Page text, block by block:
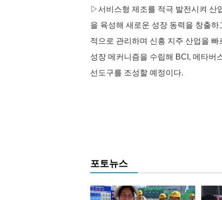
▷서비스형 제조를 적극 발전시켜 산
을 육성해 새로운 성장 동력을 창출
적으로 관리하며 신흥 지주 산업을
성장 메커니즘을 수립해 BCI, 메타버
선도구를 조성할 예정이다.